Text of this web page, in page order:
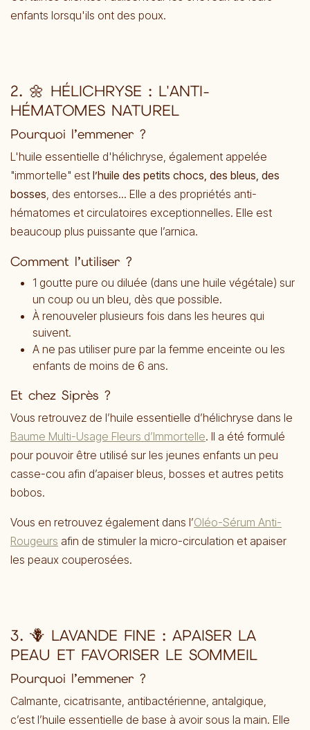
enfants lorsqu'ils ont des poux.
2. 🌼 HÉLICHRYSE : L'ANTI-
HÉMATOMES NATUREL
Pourquoi l’emmener ?
L'huile essentielle d'hélichryse, également appelée
"immortelle" est l’huile des petits chocs, des bleus, des
bosses , des entorses... Elle a des propriétés anti-
hématomes et circulatoires exceptionnelles. Elle est
beaucoup plus puissante que l’arnica.
Comment l’utiliser ?
1 goutte pure ou diluée (dans une huile végétale) sur
un coup ou un bleu, dès que possible.
À renouveler plusieurs fois dans les heures qui
suivent.
A ne pas utiliser pure par la femme enceinte ou les
enfants de moins de 6 ans.
Et chez Siprès ?
Vous retrouvez de l’huile essentielle d’hélichryse dans le
Baume Multi-Usage Fleurs d’Immortelle. Il a été formulé
pour pouvoir être utilisé sur les jeunes enfants un peu
casse-cou afin d’apaiser bleus, bosses et autres petits
bobos.
Vous en retrouvez également dans l’Oléo-Sérum Anti-
Rougeurs afin de stimuler la micro-circulation et apaiser
les peaux couperosées.
3. 🪻 LAVANDE FINE : APAISER LA
PEAU ET FAVORISER LE SOMMEIL
Pourquoi l’emmener ?
Calmante, cicatrisante, antibactérienne, antalgique,
c’est l’huile essentielle de base à avoir sous la main. Elle